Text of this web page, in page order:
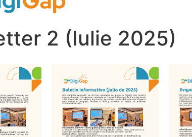
2 (Iulie 2025)